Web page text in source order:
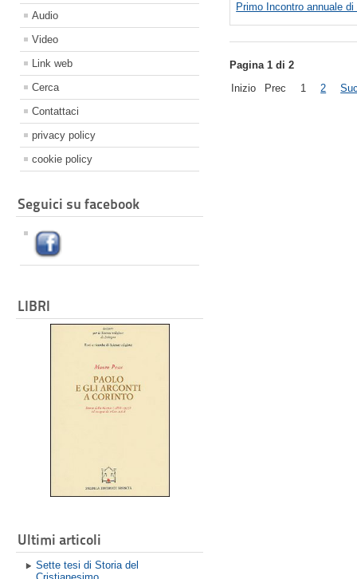
Audio
Video
Link web
Cerca
Contattaci
privacy policy
cookie policy
Seguici su facebook
LIBRI
Ultimi articoli
Sette tesi di Storia del
Primo Incontro annuale
Pagina 1 di 2
Inizio
Prec 1 2